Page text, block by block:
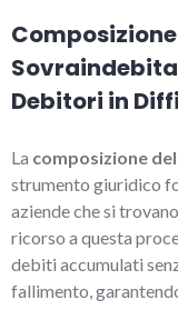
Debitori in
La composizione
strumento giuridico
aziende che si
ricorso a questa
debiti accumulati
fallimento,